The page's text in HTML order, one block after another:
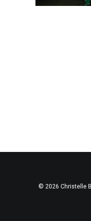
© 2026 Christelle